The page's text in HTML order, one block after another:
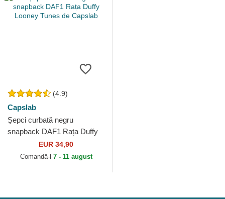
(4.9)
Capslab
Șepci curbată negru
snapback DAF1 Rața Duffy
Looney Tunes de Capslab
EUR 34,90
Comandă-l 7 - 11 august